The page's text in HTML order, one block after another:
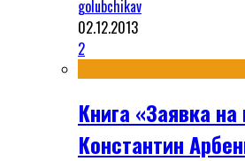
golubchikav
02.12.2013
2
Книга «Заявка на
Константин